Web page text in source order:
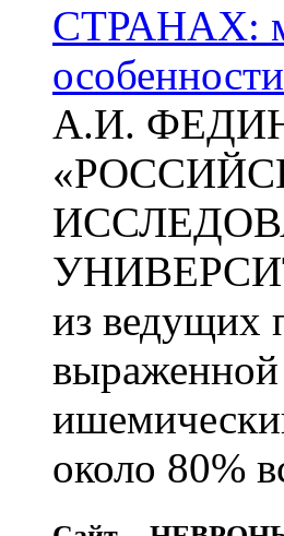
СТРАНАХ:
особенности
А.И.
из ведущих
выраженной
около 80%